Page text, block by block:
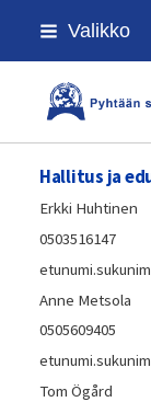
Siirry
sivun
Valikko
Hallitus ja
Erkki Huhtinen
0503516147
Anne Metsola
0505609405
Tom Ögård